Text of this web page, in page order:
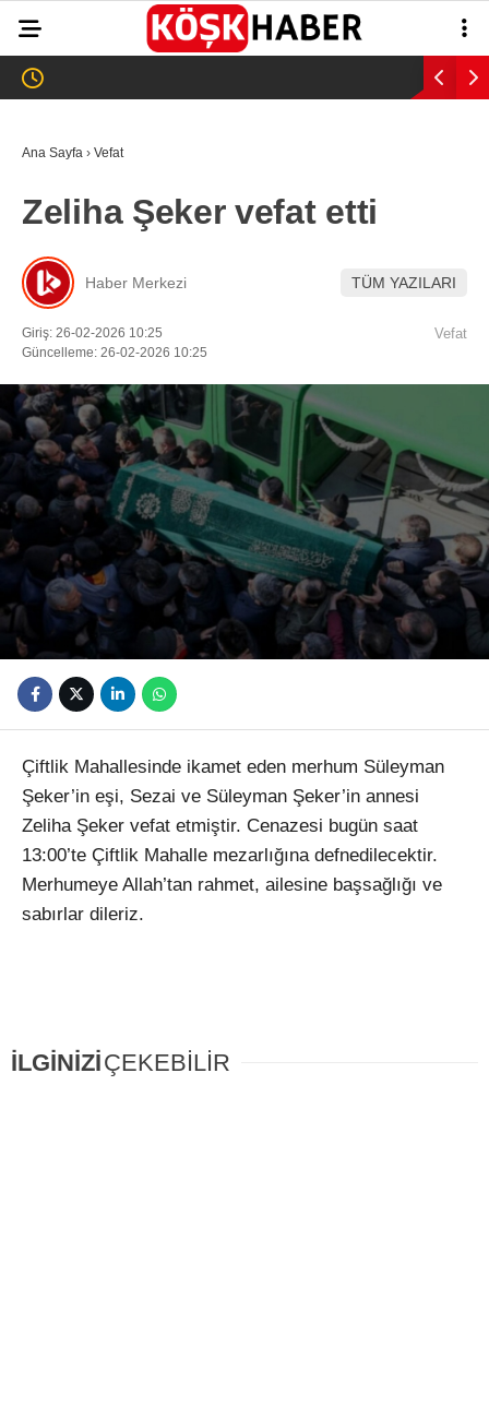
WhatsApp İhbar
Hattı
Instagram
Youtube
32.8°
ASAYİŞ
EĞİTİM
SAĞLIK
EKONOMİ
SPOR
VEFAT
Ana Sayfa › Vefat
Zeliha Şeker vefat etti
Haber Merkezi TÜM YAZILARI
Giriş: 26-02-2026 10:25
Güncelleme: 26-02-2026 10:25
Vefat
Çiftlik Mahallesinde ikamet eden merhum Süleyman
Şeker’in eşi, Sezai ve Süleyman Şeker’in annesi
Zeliha Şeker vefat etmiştir. Cenazesi bugün saat
13:00’te Çiftlik Mahalle mezarlığına defnedilecektir.
Merhumeye Allah’tan rahmet, ailesine başsağlığı ve
sabırlar dileriz.
İLGİNİZİÇEKEBİLİR